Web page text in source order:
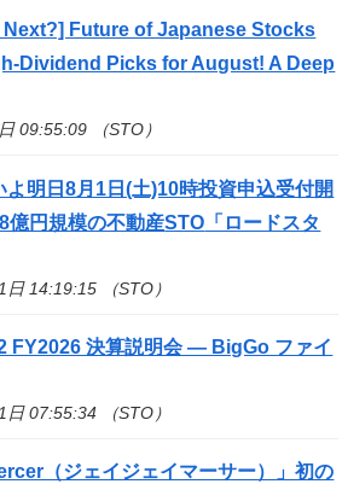
Next?] Future of Japanese Stocks
Dividend Picks for August! A Deep
09:55:09 （STO）
よ明日8月1日(土)10時投資申込受付開
億円規模の不動産STO 「ロードスタ
14:19:15 （STO）
FY2026 決算説明会 — BigGo ファイ
07:55:34 （STO）
（ジェイジェイマーサー）」初の